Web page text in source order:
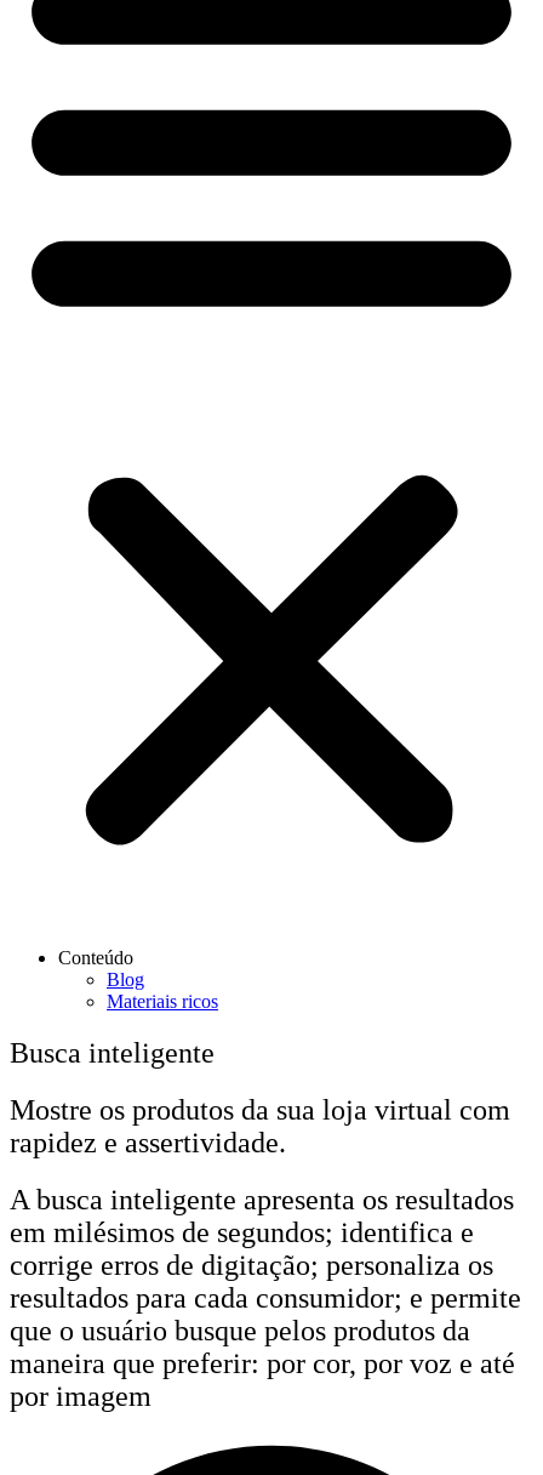
Conteúdo
Blog
Materiais ricos
Busca inteligente
Mostre os produtos da sua loja virtual com
rapidez e assertividade.
A busca inteligente apresenta os resultados
em milésimos de segundos; identifica e
corrige erros de digitação; personaliza os
resultados para cada consumidor; e permite
que o usuário busque pelos produtos da
maneira que preferir: por cor, por voz e até
por imagem